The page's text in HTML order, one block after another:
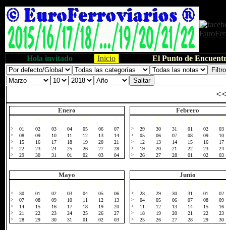
Hola invitado Inicio El Punto de
Enero
M X J V S D
> 01 02 03 04 05 06 07
> 08 09 10 11 12 13 14
> 15 16 17 18 19 20 21
> 22 23 24 25 26 27 28
> 29 30 31 01 02 03 04
Febrero
M X J V S
> 29 30 31 01 02 03
> 05 06 07 08 09 10
> 12 13 14 15 16 17
> 19 20 21 22 23 24
> 26 27 28 01 02 03
Mayo
M X J V S D
> 30 01 02 03 04 05 06
> 07 08 09 10 11 12 13
> 14 15 16 17 18 19 20
> 21 22 23 24 25 26 27
> 28 29 30 31 01 02 03
Junio
M X J V S
> 28 29 30 31 01 02
> 04 05 06 07 08 09
> 11 12 13 14 15 16
> 18 19 20 21 22 23
> 25 26 27 28 29 30